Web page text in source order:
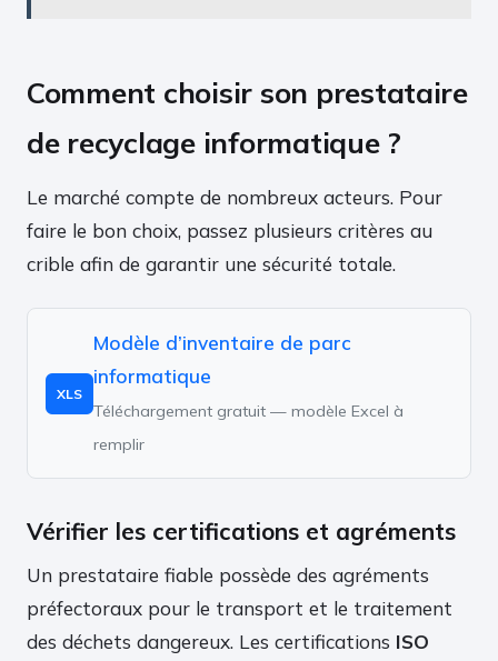
Comment choisir son prestataire
de recyclage informatique ?
Le marché compte de nombreux acteurs. Pour
faire le bon choix, passez plusieurs critères au
crible afin de garantir une sécurité totale.
XLS
Modèle d’inventaire de parc
informatique
Téléchargement gratuit — modèle Excel à
remplir
Vérifier les certifications et agréments
Un prestataire fiable possède des agréments
préfectoraux pour le transport et le traitement
des déchets dangereux. Les certifications ISO